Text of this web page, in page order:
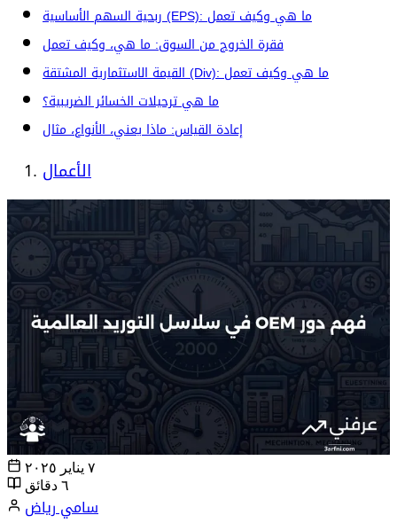
ربحية السهم الأساسية (EPS): ما هي وكيف تعمل
فقرة الخروج من السوق: ما هي، وكيف تعمل
القيمة الاستثمارية المشتقة (Div): ما هي وكيف تعمل
ما هي ترحيلات الخسائر الضريبية؟
إعادة القياس: ماذا يعني، الأنواع، مثال
الأعمال
٧ يناير ٢٠٢٥
٦ دقائق
سامي رياض